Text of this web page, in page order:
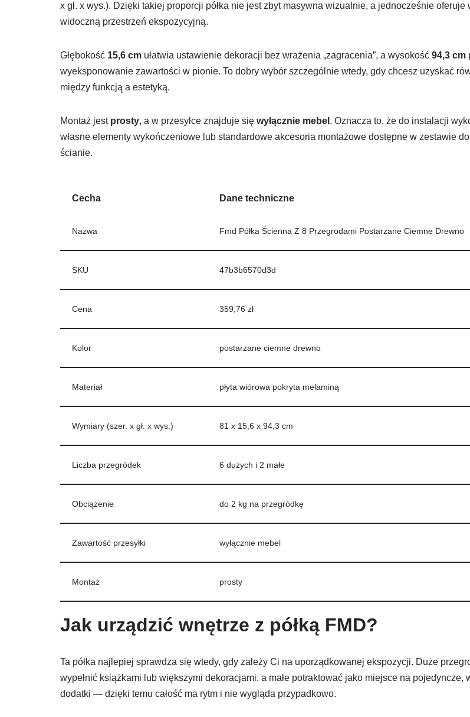
x gł. x wys.). Dzięki takiej proporcji półka nie jest zbyt masywna wizualnie, a jednocześnie oferuje
widoczną przestrzeń ekspozycyjną.
Głębokość 15,6 cm ułatwia ustawienie dekoracji bez wrażenia „zagracenia”, a wysokość 94,3 cm
wyeksponowanie zawartości w pionie. To dobry wybór szczególnie wtedy, gdy chcesz uzyskać
między funkcją a estetyką.
Montaż jest prosty, a w przesyłce znajduje się wyłącznie mebel . Oznacza to, że do instalacji
własne elementy wykończeniowe lub standardowe akcesoria montażowe dostępne w zestawie
ścianie.
Cecha Dane techniczne
Nazwa Fmd Półka Ścienna Z 8 Przegrodami Postarzane Ciemne Drewno
SKU 47b3b6570d3d
Cena 359,76 zł
Kolor postarzane ciemne drewno
Materiał płyta wiórowa pokryta melaminą
Wymiary (szer. x gł. x wys.) 81 x 15,6 x 94,3 cm
Liczba przegródek 6 dużych i 2 małe
Obciążenie do 2 kg na przegródkę
Zawartość przesyłki wyłącznie mebel
Montaż prosty
Jak urządzić wnętrze z półką FMD?
Ta półka najlepiej sprawdza się wtedy, gdy zależy Ci na uporządkowanej ekspozycji. Duże
wypełnić książkami lub większymi dekoracjami, a małe potraktować jako miejsce na pojedyncze,
dodatki — dzięki temu całość ma rytm i nie wygląda przypadkowo.